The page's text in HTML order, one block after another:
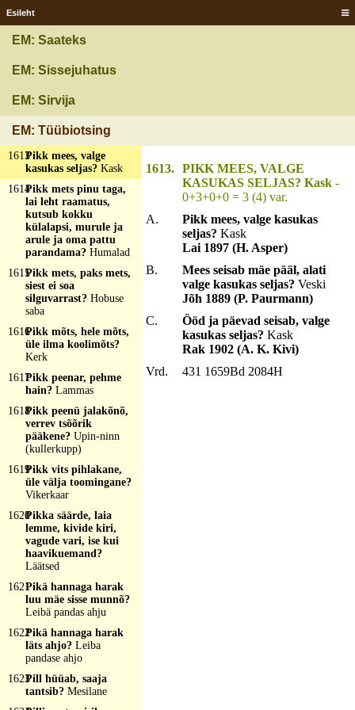
Esileht
EM: Saateks
EM: Sissejuhatus
EM: Sirvija
EM: Tüübiotsing
kiikumatta, mitmed
kõndida ei saa, kes siit
võtvad rüübata, jäi
kadus siia mõni pärg
ja on palju hukka
pärast käinud?
1612Pikk mees, aga väike
müts?Kirikutorn
1613Pikk mees, valge
kasukas seljas? Kask
1614Pikk mets pinu taga,
lai leht raamatus,
kutsub kokku
külalapsi, murule ja
arule ja oma pattu
parandama? Humalad
1615Pikk mets, paks mets,
siest ei soa
silguvarrast? Hobuse
saba
1616Pikk mõts, hele mõts,
üle ilma koolimõts?
Kerk
1617Pikk peenar, pehme
hain? Lammas
1618Pikk peenü jalakõnõ,
verrev tsõõrik
pääkene? Upin-ninn
(kullerkupp)
1619Pikk vits pihlakane,
üle välja toomingane?
Vikerkaar
1620Pikka säärde, laia
lemme, kivide kiri,
vagude vari, ise kui
haavikuemand?
Läätsed
1621Pikä hannaga harak
luu mäe sisse munnõ?
Leibä pandas ahju
1622Pikä hannaga harak
läts ahjo? Leiba
pandase ahjo
1623Pill hüüab, saaja
tantsib? Mesilane
1613. PIKK MEES, VALGE
KASUKAS SELJAS? Kask -
0+3+0+0 = 3 (4) var.
A.
Pikk mees, valge kasukas
seljas?Kask
Lai 1897 (H. Asper)
B.
Mees seisab mäe pääl, alati
valge kasukas seljas?Veski
Jõh 1889 (P. Paurmann)
C.
Ööd ja päevad seisab, valge
kasukas seljas?Kask
Rak 1902 (A. K. Kivi)
Vrd.
431 1659Bd 2084H